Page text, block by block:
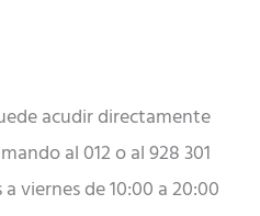
acudir directamente
al 012 o al 928 301
viernes de 10:00 a 20:00